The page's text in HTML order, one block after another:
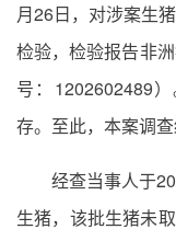
月26日，对涉案生
检验，检验报告非
号：1202602489
存。至此，本案调查
经查当事人于
生猪，该批生猪未